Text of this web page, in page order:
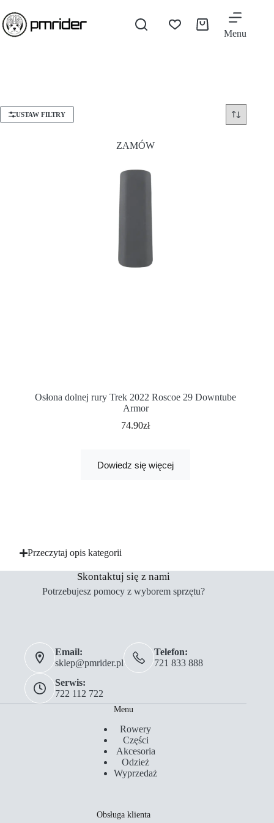
Menu
USTAW FILTRY
ZAMÓW
Osłona dolnej rury Trek 2022 Roscoe 29 Downtube
Armor
74.90zł
Dowiedz się więcej
Przeczytaj opis kategorii
Skontaktuj się z nami
Potrzebujesz pomocy z wyborem sprzętu?
Email:
sklep@pmrider.pl
Telefon:
721 833 888
Serwis:
722 112 722
Menu
Rowery
Części
Akcesoria
Odzież
Wyprzedaż
Obsługa klienta